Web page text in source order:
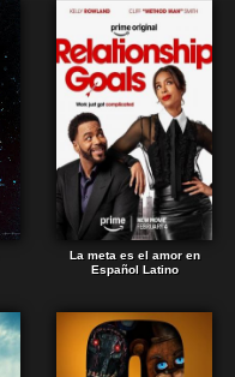
La meta es el amor en
Español Latino